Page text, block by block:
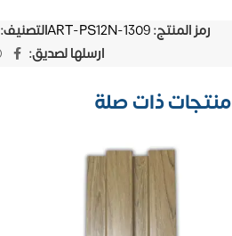
رمز المنتج:ART-PS12N-1309التصنيف:
ارسلها لصديق:
منتجات ذات صلة